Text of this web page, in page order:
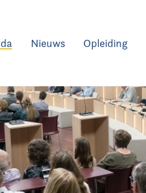
Nieuws Opleiding
Raadslid